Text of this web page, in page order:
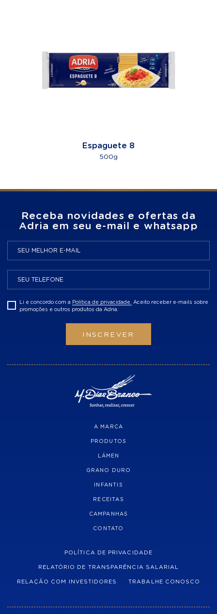
Espaguete 8
500g
Receba novidades e ofertas da
Adria em seu e-mail e whatsapp
Li e concordo com a Politica de privacidade. Aceito receber e-mails sobre
promoções e outros produtos da Adria.
INSCREVER
A MARCA
PRODUTOS
LÁMEN
GRANO DURO
INFANTIS
RECEITAS
CAMPANHAS
CONTATO
POLÍTICA DE PRIVACIDADE
RELATÓRIO DE TRANSPARÊNCIA SALARIAL
RELAÇÃO COM INVESTIDORES TRABALHE CONOSCO